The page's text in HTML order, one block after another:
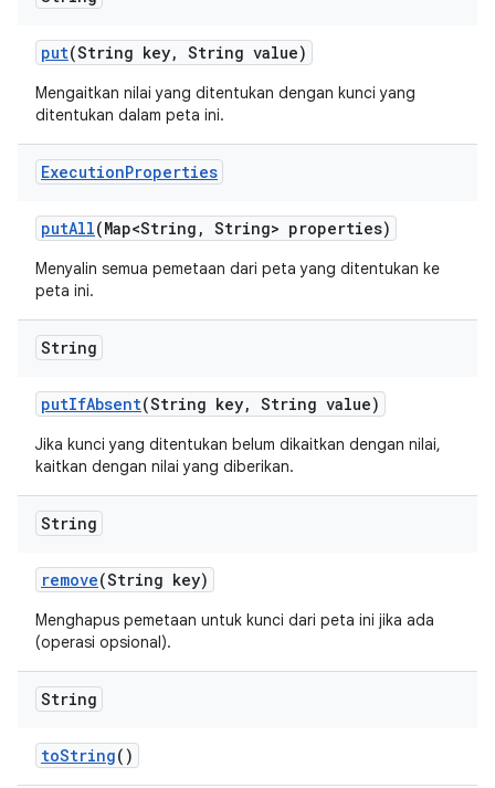
put(String key, String value)
Mengaitkan nilai yang ditentukan dengan kunci yang
ditentukan dalam peta ini.
ExecutionProperties
putAll(Map<String , String> properties)
Menyalin semua pemetaan dari peta yang ditentukan ke
peta ini.
String
putIfAbsent(String key, String value)
Jika kunci yang ditentukan belum dikaitkan dengan nilai,
kaitkan dengan nilai yang diberikan.
String
remove(String key)
Menghapus pemetaan untuk kunci dari peta ini jika ada
(operasi opsional).
String
toString()